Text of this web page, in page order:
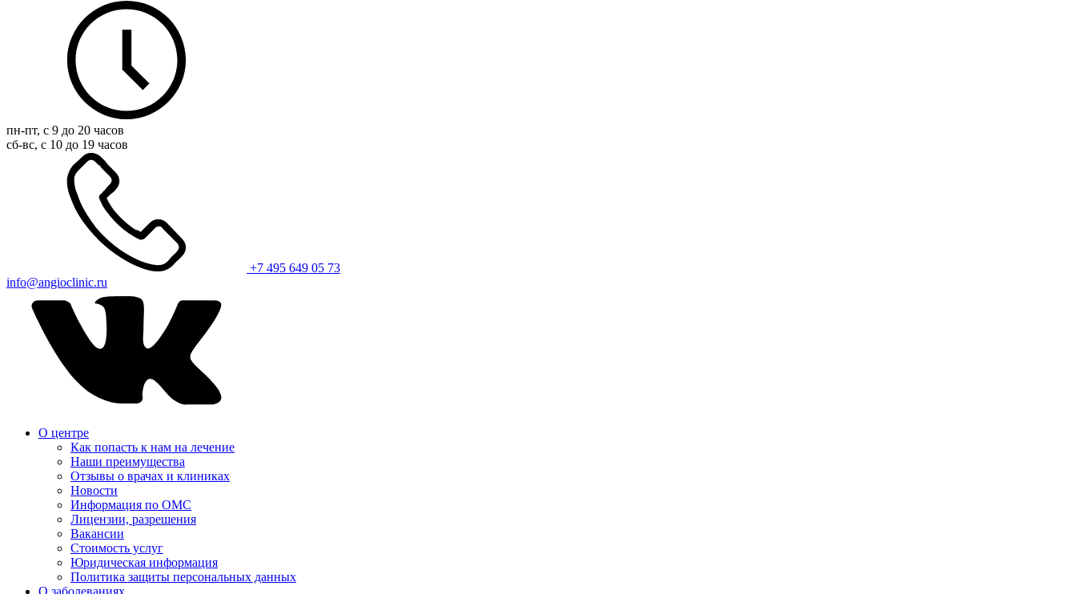
пн-пт, с 9 до 20 часов
сб-вс, с 10 до 19 часов
+7 495 649 05 73
info@angioclinic.ru
О центре
Как попасть к нам на лечение
Наши преимущества
Отзывы о врачах и клиниках
Новости
Информация по ОМС
Лицензии, разрешения
Вакансии
Стоимость услуг
Юридическая информация
Политика защиты персональных данных
О заболеваниях